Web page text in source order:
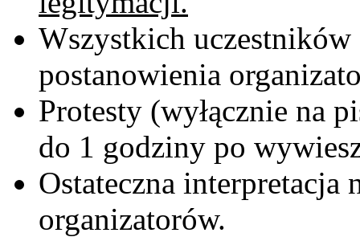
Wszystkich
postanowienia
Protesty (wyłącznie na
do 1 godziny po
Ostateczna
organizatorów.